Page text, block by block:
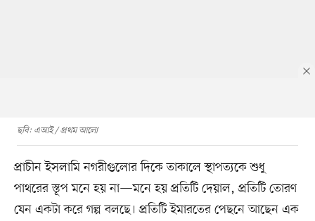
ছবি: এআই / প্রথম আলো
প্রাচীন ইসলামি নগরীগুলোর দিকে তাকালে স্থাপত্যকে শুধু
পাথরের স্তূপ মনে হয় না—মনে হয় প্রতিটি দেয়াল, প্রতিটি তোরণ
যেন একটা করে গল্প বলছে। প্রতিটি ইমারতের পেছনে আছেন এক